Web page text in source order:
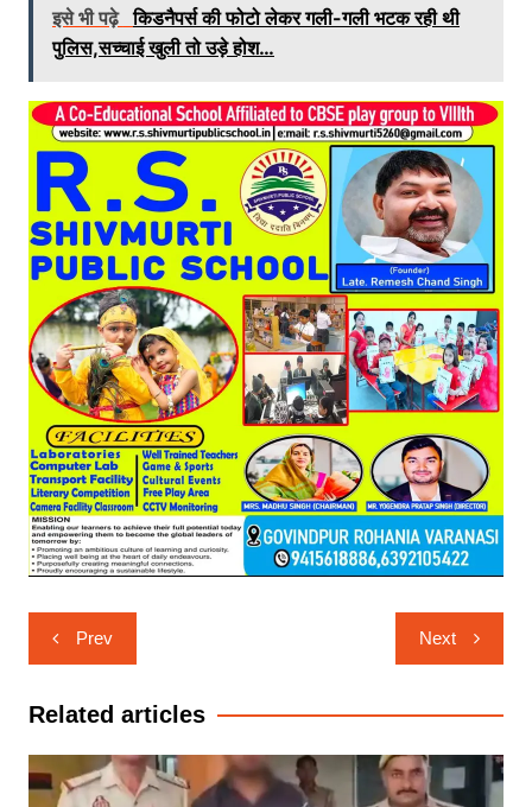
इसे भी पढ़े किडनैपर्स की फोटो लेकर गली-गली भटक रही थी
पुलिस,सच्चाई खुली तो उड़े होश…
Post
navigation
Prev Next
Related articles